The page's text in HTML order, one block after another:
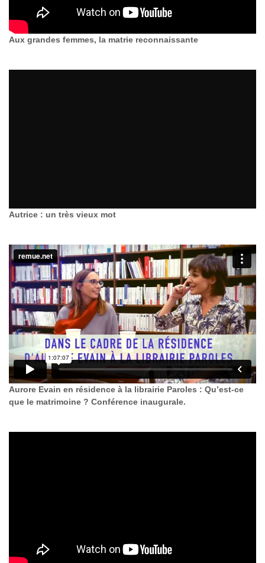
Aux grandes femmes, la matrie reconnaissante
Autrice : un très vieux mot
Aurore Evain en résidence à la librairie Paroles : Qu’est-ce
que le matrimoine ? Conférence inaugurale.